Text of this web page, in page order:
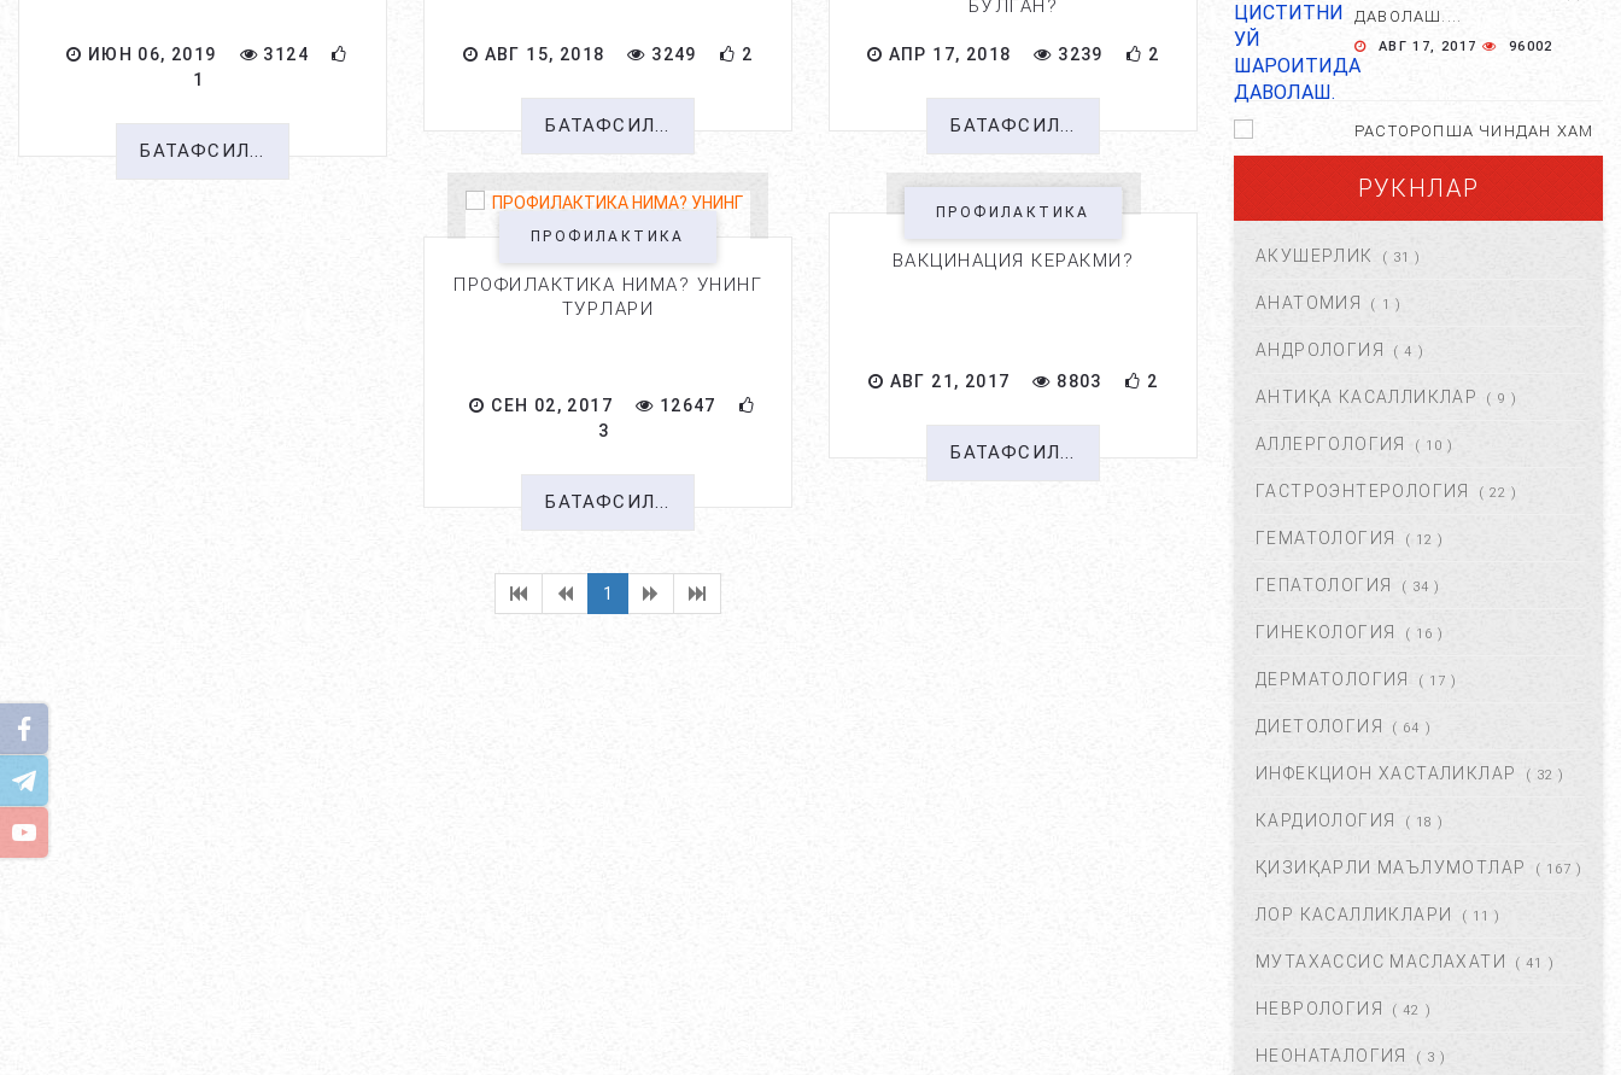
ИЮН 06, 2019
3124
1
БАТАФСИЛ...
АВГ 15, 2018 3249 2
БАТАФСИЛ...
БЎЛГАН?
АПР 17, 2018 3239 2
БАТАФСИЛ...
ПРОФИЛАКТИКА
ПРОФИЛАКТИКА НИМА? УНИНГ
ТУРЛАРИ
СЕН 02, 2017
12647
3
БАТАФСИЛ...
ПРОФИЛАКТИКА
ВАКЦИНАЦИЯ КЕРАКМИ?
АВГ 21, 2017 8803 2
БАТАФСИЛ...
1
ДАВОЛАШ....
АВГ 17, 2017 96002
РАСТОРОПША ЧИНДАН ХАМ
ФОЙДАЛИМИ?...
АПР 25, 2021
ХОМИЛА ЖИНСИНИ
АНИҚЛАШНИНГ
НОСТАНДАРТ УСУЛЛАРИ....
АВГ 22, 2017
ХОМИЛА МУДДАТИНИ
АНИҚЛАШНИНГ ҚАНДАЙ
УСУЛЛАР БОР?...
АВГ 22, 2017 77425
ЧАП ҚОРИН СОХАСИ НИМА
БОШ МИЯ САРАТОНИНИ
НОЯ 24, 2017
БОШ ОҒРИШИ. УНИНГ
ФЕВ 06, 2018 59826
ХОМИЛАДОРЛИКДА БОЛА
БЕЛГИЛАРИ ВА
АВГ 17, 2017
РУКНЛАР
АКУШЕРЛИК ( 31 )
АНАТОМИЯ ( 1 )
АНДРОЛОГИЯ ( 4 )
АНТИҚА КАСАЛЛИКЛАР ( 9 )
АЛЛЕРГОЛОГИЯ ( 10 )
ГАСТРОЭНТЕРОЛОГИЯ ( 22 )
ГЕМАТОЛОГИЯ ( 12 )
ГЕПАТОЛОГИЯ ( 34 )
ГИНЕКОЛОГИЯ ( 16 )
ДЕРМАТОЛОГИЯ ( 17 )
ДИЕТОЛОГИЯ ( 64 )
ИНФЕКЦИОН ХАСТАЛИКЛАР ( 32 )
КАРДИОЛОГИЯ ( 18 )
ҚИЗИҚАРЛИ МАЪЛУМОТЛАР ( 167 )
ЛОР КАСАЛЛИКЛАРИ ( 11 )
МУТАХАССИС МАСЛАХАТИ ( 41 )
НЕВРОЛОГИЯ ( 42 )
НЕОНАТАЛОГИЯ ( 3 )